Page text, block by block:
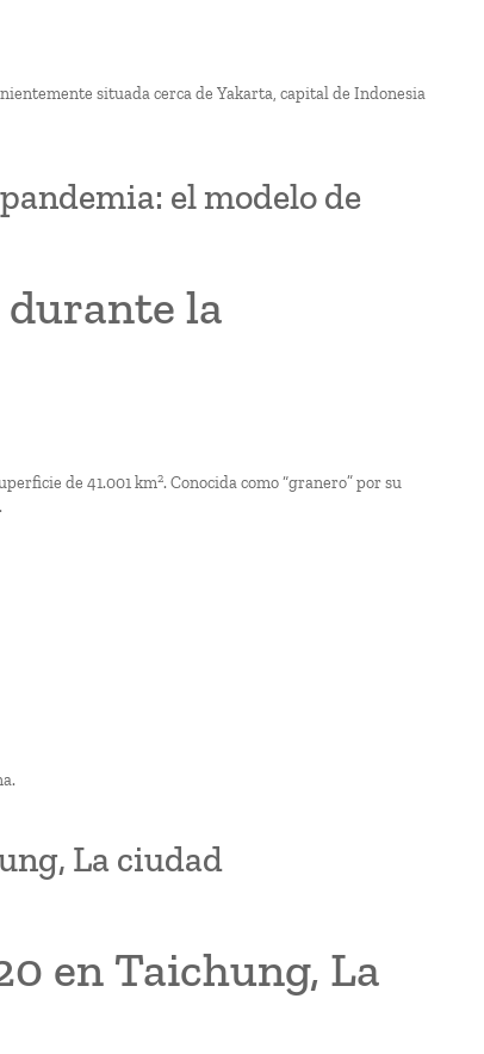
situada cerca de Yakarta, capital de Indonesia
el modelo de
la
de 41.001 km2. Conocida como “granero” por su
La ciudad
en Taichung, La